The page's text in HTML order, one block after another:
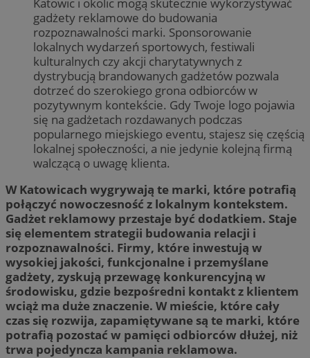
gadżety reklamowe do budowania
rozpoznawalności marki. Sponsorowanie
lokalnych wydarzeń sportowych, festiwali
kulturalnych czy akcji charytatywnych z
dystrybucją brandowanych gadżetów pozwala
dotrzeć do szerokiego grona odbiorców w
pozytywnym kontekście. Gdy Twoje logo pojawia
się na gadżetach rozdawanych podczas
popularnego miejskiego eventu, stajesz się częścią
lokalnej społeczności, a nie jedynie kolejną firmą
walczącą o uwagę klienta.
W Katowicach wygrywają te marki, które potrafią
połączyć nowoczesność z lokalnym kontekstem.
Gadżet reklamowy przestaje być dodatkiem. Staje
się elementem strategii budowania relacji i
rozpoznawalności. Firmy, które inwestują w
wysokiej jakości, funkcjonalne i przemyślane
gadżety, zyskują przewagę konkurencyjną w
środowisku, gdzie bezpośredni kontakt z klientem
wciąż ma duże znaczenie. W mieście, które cały
czas się rozwija, zapamiętywane są te marki, które
potrafią pozostać w pamięci odbiorców dłużej, niż
trwa pojedyncza kampania reklamowa.